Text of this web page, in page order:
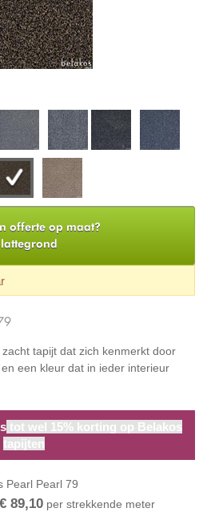
offerte op maat?
tapijt dat zich kenmerkt door
een kleur dat in ieder interieur
tot wel 15% korting op Belakos
tapijten
Pearl Pearl 79
89,10 per strekkende meter